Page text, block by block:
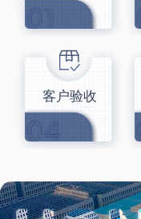
客户验收